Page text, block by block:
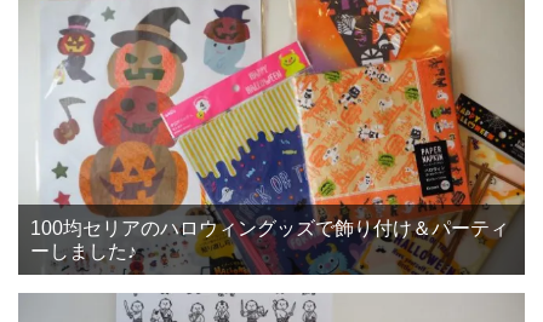
100均セリアのハロウィングッズで飾り付け＆パーティ
ーしました♪